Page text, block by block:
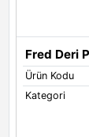
Fred Deri
Ürün Kodu
Kategori